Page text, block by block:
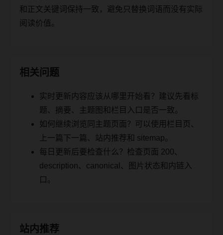
和正文关键词保持一致，避免只替换词语而没有实际
阅读价值。
相关问题
实时更新内容应该从哪里开始看？建议先看标
题、摘要、主题图和栏目入口是否一致。
如何继续浏览同主题页面？可以使用栏目页、
上一篇下一篇、站内推荐和 sitemap。
每日更新后要检查什么？检查页面 200、
description、canonical、图片状态和内链入
口。
站内推荐